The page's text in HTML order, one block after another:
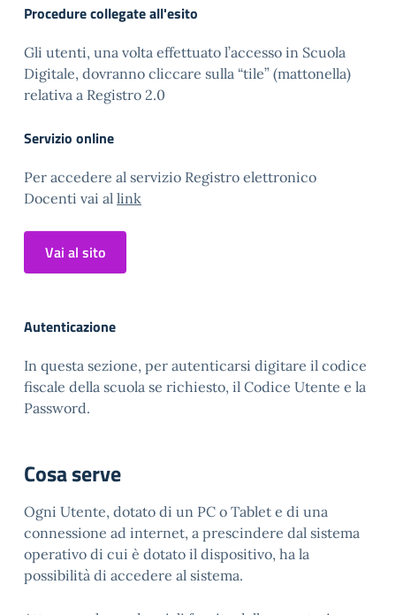
Procedure collegate all'esito
Gli utenti, una volta effettuato l’accesso in Scuola
Digitale, dovranno cliccare sulla “tile” (mattonella)
relativa a Registro 2.0
Servizio online
Per accedere al servizio Registro elettronico
Docenti vai al link
Vai al sito
Autenticazione
In questa sezione, per autenticarsi digitare il codice
fiscale della scuola se richiesto, il Codice Utente e la
Password.
Cosa serve
Ogni Utente, dotato di un PC o Tablet e di una
connessione ad internet, a prescindere dal sistema
operativo di cui è dotato il dispositivo, ha la
possibilità di accedere al sistema.